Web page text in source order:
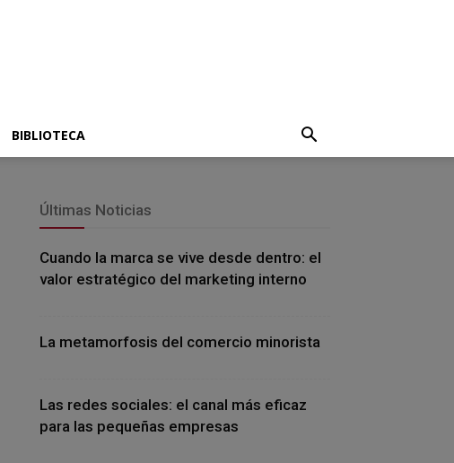
BIBLIOTECA
Últimas Noticias
Cuando la marca se vive desde dentro: el
valor estratégico del marketing interno
La metamorfosis del comercio minorista
Las redes sociales: el canal más eficaz
para las pequeñas empresas